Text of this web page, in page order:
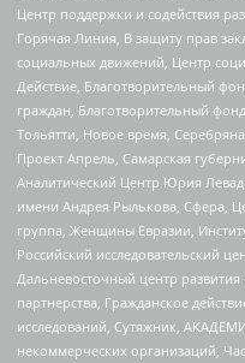
Центр поддержки и содействия
Горячая Линия, В защиту прав
социальных движений, Центр
Действие, Благотворительный
граждан, Благотворительный
Тольятти, Новое время,
Проект Апрель, Самарская
Аналитический Центр Юрия
имени Андрея Рылькова, Сфера,
группа, Женщины Евразии,
Российский исследовательский
Дальневосточный центр
партнерства, Гражданское
исследований, Сутяжник,
некоммерческих организаций,